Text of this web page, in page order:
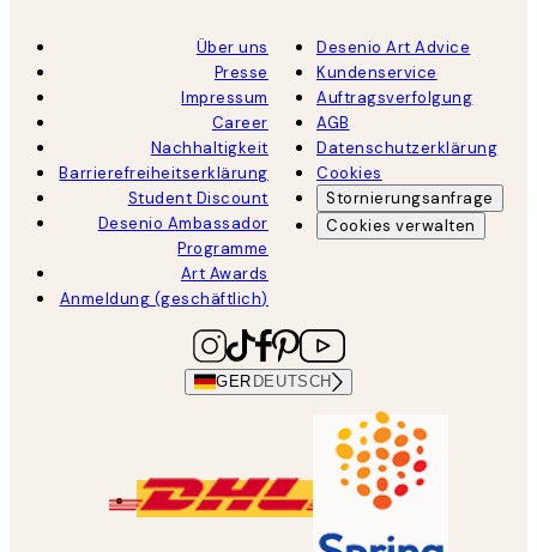
Über uns
Presse
Impressum
Career
Nachhaltigkeit
Barrierefreiheitserklärung
Student Discount
Desenio Ambassador
Programme
Art Awards
Anmeldung (geschäftlich)
Desenio Art Advice
Kundenservice
Auftragsverfolgung
AGB
Datenschutzerklärung
Cookies
Stornierungsanfrage
Cookies verwalten
GER DEUTSCH